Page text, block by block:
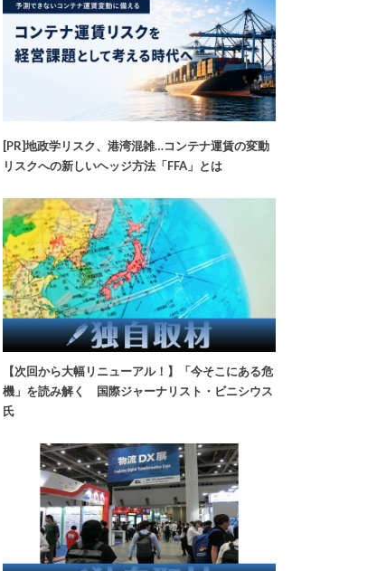
[PR]地政学リスク、港湾混雑…コンテナ運賃の変動
リスクへの新しいヘッジ方法「FFA」とは
【次回から大幅リニューアル！】「今そこにある危
機」を読み解く 国際ジャーナリスト・ビニシウス
氏